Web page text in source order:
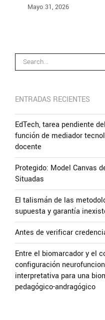
Mayo 31, 2026
ENTRADAS RECIENTES
EdTech, tarea pendiente
función de mediador
docente
Protegido: Model Canvas
Situadas
El talismán de las
supuesta y garantía
Antes de verificar
Entre el biomarcador y el
configuración
interpretativa para una
pedagógico-andragógico